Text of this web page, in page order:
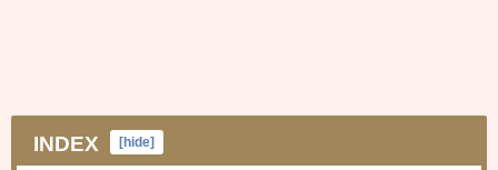
INDEX [hide]